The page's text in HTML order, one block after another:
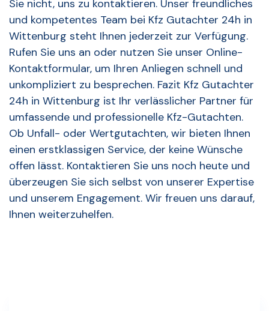
Sie nicht, uns zu kontaktieren. Unser freundliches
und kompetentes Team bei Kfz Gutachter 24h in
Wittenburg steht Ihnen jederzeit zur Verfügung.
Rufen Sie uns an oder nutzen Sie unser Online-
Kontaktformular, um Ihren Anliegen schnell und
unkompliziert zu besprechen. Fazit Kfz Gutachter
24h in Wittenburg ist Ihr verlässlicher Partner für
umfassende und professionelle Kfz-Gutachten.
Ob Unfall- oder Wertgutachten, wir bieten Ihnen
einen erstklassigen Service, der keine Wünsche
offen lässt. Kontaktieren Sie uns noch heute und
überzeugen Sie sich selbst von unserer Expertise
und unserem Engagement. Wir freuen uns darauf,
Ihnen weiterzuhelfen.